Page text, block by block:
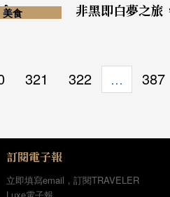
美食 非黑即白夢之
321 322 … 387
訂閱電子報
立即填寫email，訂閱TRAVELER